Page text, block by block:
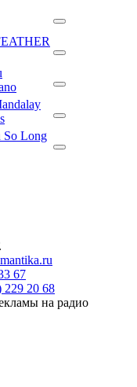
So Long
67
229 20 68
на радио